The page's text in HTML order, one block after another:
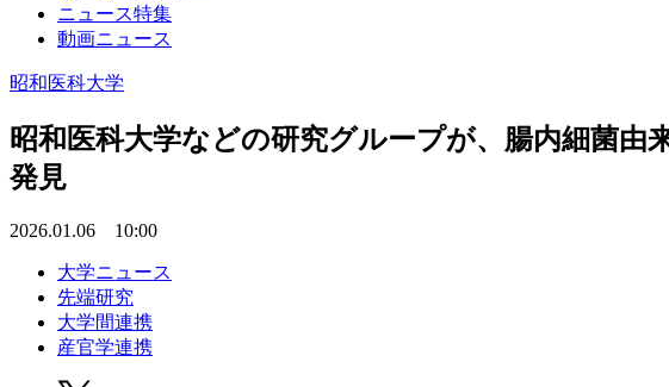
ニュース特集
動画ニュース
昭和医科大学
昭和医科大学などの研究グループが、腸内細菌
発見
2026.01.06 10:00
大学ニュース
先端研究
大学間連携
産官学連携